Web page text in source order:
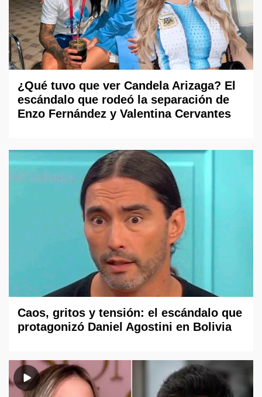
¿Qué tuvo que ver Candela Arizaga? El
escándalo que rodeó la separación de
Enzo Fernández y Valentina Cervantes
Caos, gritos y tensión: el escándalo que
protagonizó Daniel Agostini en Bolivia